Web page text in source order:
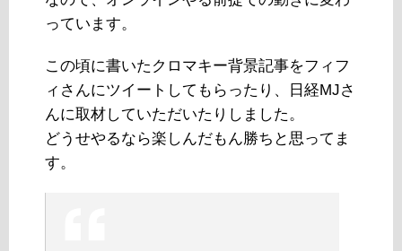
っています。
この頃に書いたクロマキー背景記事をフィフ
ィさんにツイートしてもらったり、日経MJさ
んに取材していただいたりしました。
どうせやるなら楽しんだもん勝ちと思ってま
す。